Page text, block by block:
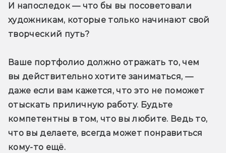
И напоследок — что бы вы посоветовали
художникам, которые только начинают свой
творческий путь?
Ваше портфолио должно отражать то, чем
вы действительно хотите заниматься, —
даже если вам кажется, что это не поможет
отыскать приличную работу. Будьте
компетентны в том, что вы любите. Ведь то,
что вы делаете, всегда может понравиться
кому-то ещё.